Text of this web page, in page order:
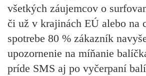
všetkých záujemcov o
či už v krajinách EÚ alebo na
spotrebe 80 % zákazník
upozornenie na míňanie
príde SMS aj po vyčerpaní